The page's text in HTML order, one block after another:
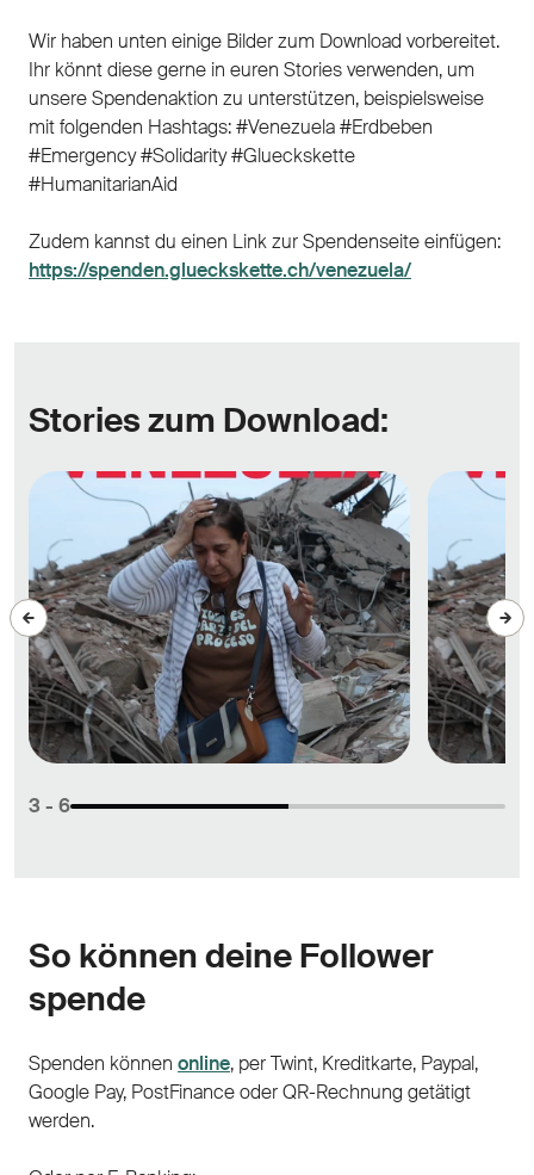
Wir haben unten einige Bilder zum Download vorbereitet.
Ihr könnt diese gerne in euren Stories verwenden, um
unsere Spendenaktion zu unterstützen, beispielsweise
mit folgenden Hashtags: #Venezuela #Erdbeben
#Emergency #Solidarity #Glueckskette
#HumanitarianAid
Zudem kannst du einen Link zur Spendenseite einfügen:
https://spenden.glueckskette.ch/venezuela/
Stories zum Download:
3 - 6
So können deine Follower
spende
Spenden können online, per Twint, Kreditkarte, Paypal,
Google Pay, PostFinance oder QR-Rechnung getätigt
werden.